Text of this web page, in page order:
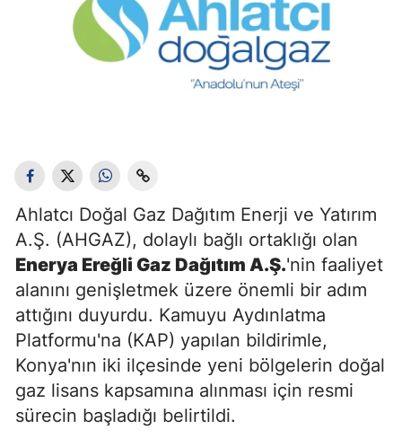
Ahlatcı Doğal Gaz Dağıtım Enerji ve Yatırım
A.Ş. (AHGAZ), dolaylı bağlı ortaklığı olan
Enerya Ereğli Gaz Dağıtım A.Ş.'nin faaliyet
alanını genişletmek üzere önemli bir adım
attığını duyurdu. Kamuyu Aydınlatma
Platformu'na (KAP) yapılan bildirimle,
Konya'nın iki ilçesinde yeni bölgelerin doğal
gaz lisans kapsamına alınması için resmi
sürecin başladığı belirtildi.